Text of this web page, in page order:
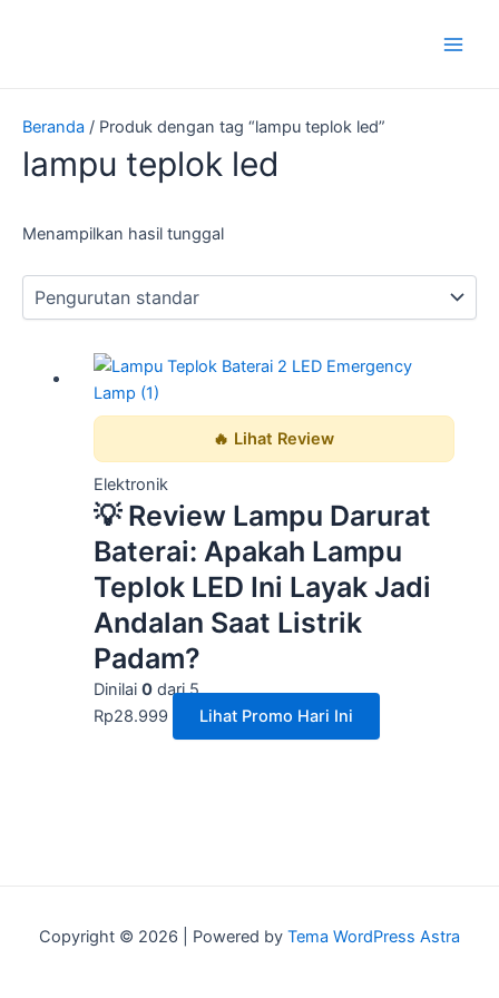
Beranda / Produk dengan tag “lampu teplok led”
lampu teplok led
Menampilkan hasil tunggal
🔥 Lihat Review
Elektronik
💡 Review Lampu Darurat
Baterai: Apakah Lampu
Teplok LED Ini Layak Jadi
Andalan Saat Listrik
Padam?
Dinilai 0dari 5
Rp28.999 Lihat Promo Hari Ini
Copyright © 2026 | Powered by Tema WordPress Astra